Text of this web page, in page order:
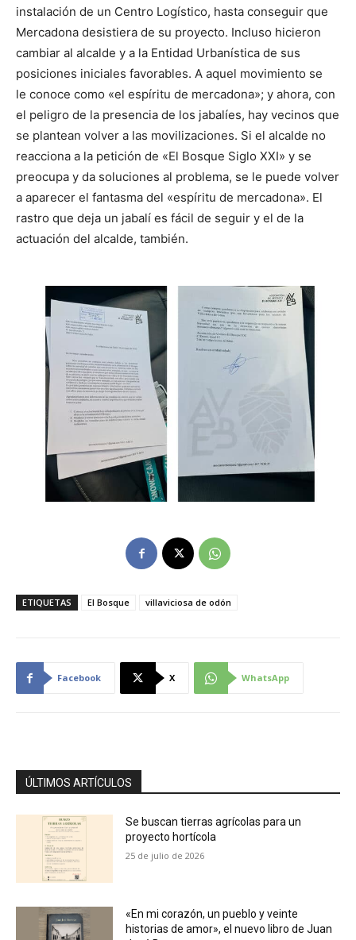
instalación de un Centro Logístico, hasta conseguir que
Mercadona desistiera de su proyecto. Incluso hicieron
cambiar al alcalde y a la Entidad Urbanística de sus
posiciones iniciales favorables. A aquel movimiento se
le conoce como «el espíritu de mercadona»; y ahora, con
el peligro de la presencia de los jabalíes, hay vecinos que
se plantean volver a las movilizaciones. Si el alcalde no
reacciona a la petición de «El Bosque Siglo XXI» y se
preocupa y da soluciones al problema, se le puede volver
a aparecer el fantasma del «espíritu de mercadona». El
rastro que deja un jabalí es fácil de seguir y el de la
actuación del alcalde, también.
ETIQUETAS El Bosque villaviciosa de odón
Facebook X WhatsApp
ÚLTIMOS ARTÍCULOS
Se buscan tierras agrícolas para un
proyecto hortícola
25 de julio de 2026
«En mi corazón, un pueblo y veinte
historias de amor», el nuevo libro de Juan